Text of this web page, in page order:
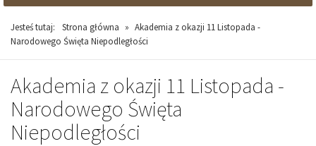
Jesteś tutaj: Strona główna » Akademia z okazji 11 Listopada -
Narodowego Święta Niepodległości
Akademia z okazji 11 Listopada -
Narodowego Święta
Niepodległości